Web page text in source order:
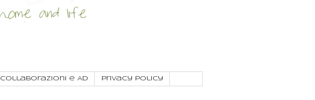
Collaborazioni e AD Privacy Policy